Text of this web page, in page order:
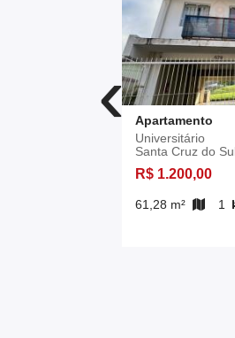
‹ Apartamento
Universitário
Santa Cruz do
R$ 1.200,00
61,28 m² 1